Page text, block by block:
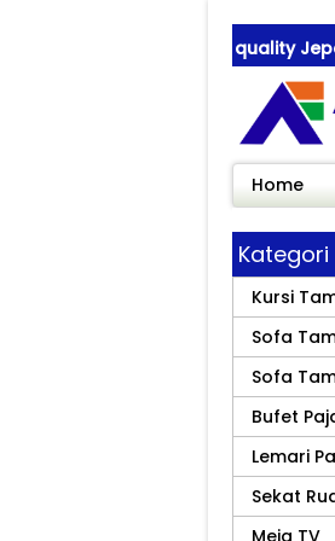
Furniture ! best quality
Furniture ! best quality Jepara
Home
Kategori
Kursi
Sofa
Sofa
Bufet
Lemari
Sekat
Meja TV